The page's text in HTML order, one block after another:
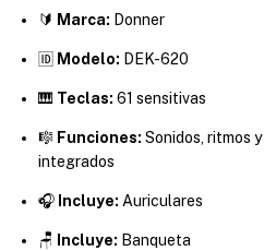
🔰 Marca: Donner
🆔 Modelo: DEK-620
🎹 Teclas: 61 sensitivas
🎼 Funciones: Sonidos, ritmos
integrados
🎧 Incluye: Auriculares
🪑 Incluye: Banqueta